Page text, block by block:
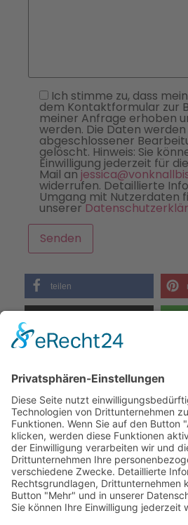
Ich stimme zu, dass
dem Kontaktformular zur
meiner Anfrage erhoben
werden. Die Daten
abgeschlossener
gelöscht. Hinweis: Sie
Einwilligung jederzeit für
Mail an
widerrufen. Detaillierte
Umgang mit Nutzerdaten
unserer
teilen
teilen